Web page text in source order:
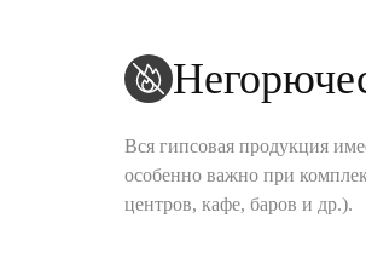
Вся гипсовая продукция
особенно важно при
центров, кафе, баров и др.).